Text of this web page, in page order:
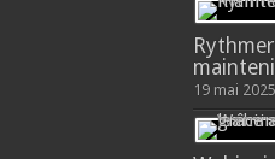
19 mai 2025